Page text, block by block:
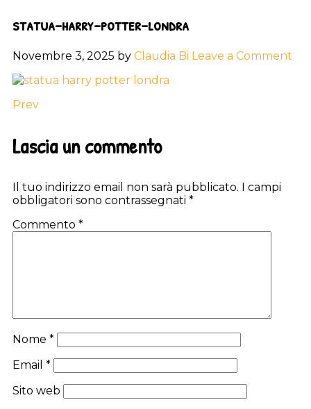
statua-harry-potter-londra
Novembre 3, 2025 by Claudia Bi Leave a Comment
Prev
Interactions
Lascia un commento
Il tuo indirizzo email non sarà pubblicato. I campi
obbligatori sono contrassegnati *
Commento *
Nome *
Email *
Sito web